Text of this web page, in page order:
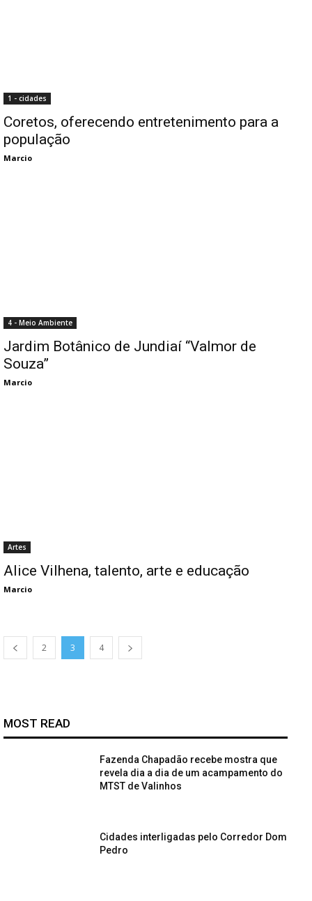
1 - cidades
Coretos, oferecendo entretenimento para a
população
Marcio
4 - Meio Ambiente
Jardim Botânico de Jundiaí “Valmor de
Souza”
Marcio
Artes
Alice Vilhena, talento, arte e educação
Marcio
2 3 4
MOST READ
Fazenda Chapadão recebe mostra que
revela dia a dia de um acampamento do
MTST de Valinhos
Cidades interligadas pelo Corredor Dom
Pedro